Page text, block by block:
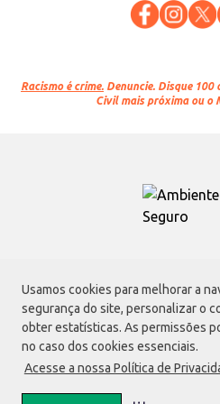
Usamos cookies para melhorar a
segurança do site, personalizar o
obter estatísticas. As permissões
no caso dos cookies essenciais.
Acesse a nossa Política de
Racismo é crime. Denuncie. Disque 100
Civil mais próxima ou o
Atacadão
Avenida Morvan Dias de Figueiredo,
02170-901 | CNPJ:
Envio de documentos
02170-